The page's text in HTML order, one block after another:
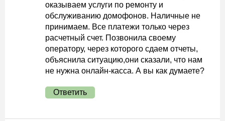
оказываем услуги по ремонту и
обслуживанию домофонов. Наличные не
принимаем. Все платежи только через
расчетный счет. Позвонила своему
оператору, через которого сдаем отчеты,
объяснила ситуацию,они сказали, что нам
не нужна онлайн-касса. А вы как думаете?
Ответить